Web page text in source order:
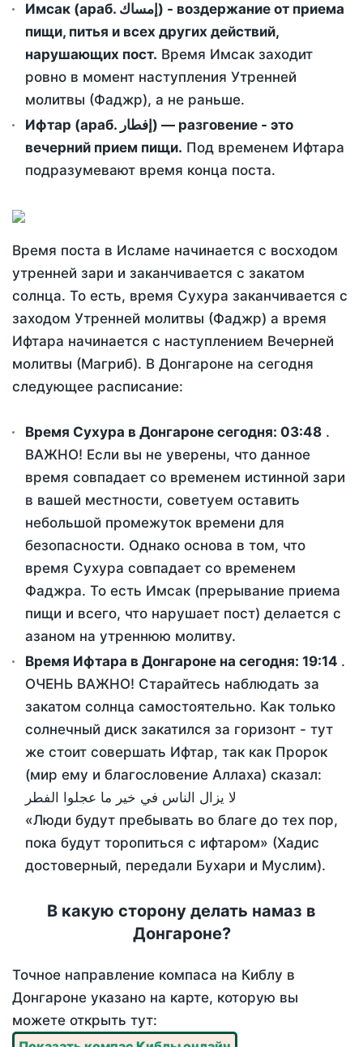
Имсак (араб. إمساك) - воздержание от приема
пищи, питья и всех других действий,
нарушающих пост. Время Имсак заходит
ровно в момент наступления Утренней
молитвы (Фаджр), а не раньше.
Ифтар (араб. إفطار) — разговение - это
вечерний прием пищи. Под временем Ифтара
подразумевают время конца поста.
Время поста в Исламе начинается с восходом
утренней зари и заканчивается с закатом
солнца. То есть, время Сухура заканчивается с
заходом Утренней молитвы (Фаджр) а время
Ифтара начинается с наступлением Вечерней
молитвы (Магриб). В Донгароне на сегодня
следующее расписание:
Время Сухура в Донгароне сегодня: 03:48 .
ВАЖНО! Если вы не уверены, что данное
время совпадает со временем истинной зари
в вашей местности, советуем оставить
небольшой промежуток времени для
безопасности. Однако основа в том, что
время Сухура совпадает со временем
Фаджра. То есть Имсак (прерывание приема
пищи и всего, что нарушает пост) делается с
азаном на утреннюю молитву.
Время Ифтара в Донгароне на сегодня: 19:14 .
ОЧЕНЬ ВАЖНО! Старайтесь наблюдать за
закатом солнца самостоятельно. Как только
солнечный диск закатился за горизонт - тут
же стоит совершать Ифтар, так как Пророк
(мир ему и благословение Аллаха) сказал:
لا يزال الناس في خير ما عجلوا الفطر
«Люди будут пребывать во благе до тех пор,
пока будут торопиться с ифтаром» (Хадис
достоверный, передали Бухари и Муслим).
В какую сторону делать намаз в
Донгароне?
Точное направление компаса на Киблу в
Донгароне указано на карте, которую вы
можете открыть тут: